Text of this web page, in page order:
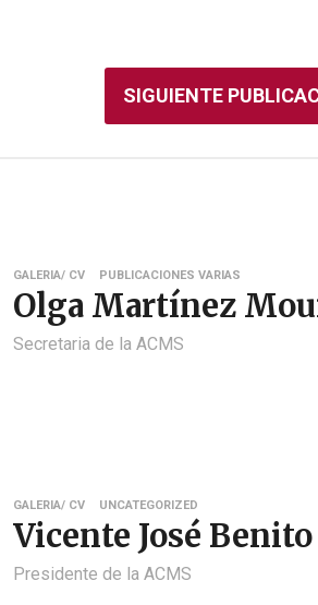
SIGUIENTE
GALERIA/ CV PUBLICACIONES VARIAS
Olga Martínez
Secretaria de la ACMS
GALERIA/ CV UNCATEGORIZED
Vicente José
Presidente de la ACMS